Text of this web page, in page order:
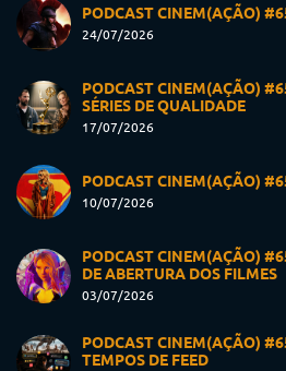
PODCAST CINEM(AÇÃO)
24/07/2026
PODCAST CINEM(AÇÃO)
SÉRIES DE QUALIDADE
17/07/2026
PODCAST CINEM(AÇÃO)
10/07/2026
PODCAST CINEM(AÇÃO)
DE ABERTURA DOS FILMES
03/07/2026
PODCAST CINEM(AÇÃO)
TEMPOS DE FEED